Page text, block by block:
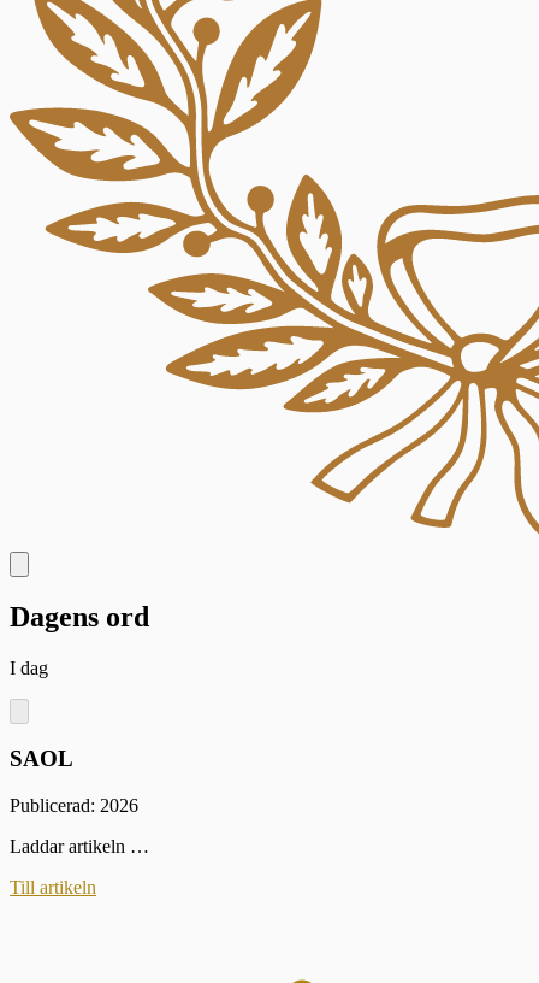
Dagens ord
I dag
SAOL
Publicerad: 2026
Laddar artikeln …
Till artikeln